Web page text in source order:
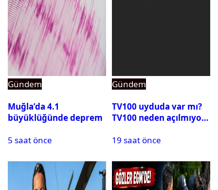
Gündem
Muğla’da 4.1
büyüklüğünde deprem
5 saat önce
Gündem
TV100 uyduda var mı?
TV100 neden açılmıyor?
19 saat önce